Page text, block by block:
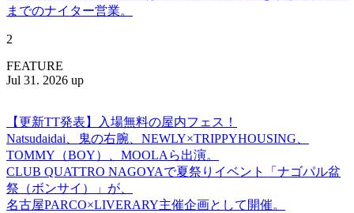
までのナイター営業。
2
FEATURE
Jul 31. 2026 up
【更新TT発表】入場無料の屋内フェス！
Natsudaidai、鬼の右腕、NEWLY×TRIPPYHOUSING、
TOMMY（BOY）、MOOLAら出演。
CLUB QUATTRO NAGOYAで夏祭りイベント「ナゴパル盆
祭（ボンサイ）」が、
名古屋PARCO×LIVERARY主催企画として開催。